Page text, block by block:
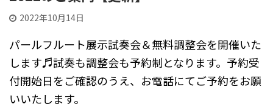
2022年10月14日
パールフルート展示試奏会＆無料調整会を開催いた
します♬試奏も調整会も予約制となります。予約受
付開始日をご確認のうえ、お電話にてご予約をお願
いいたします。